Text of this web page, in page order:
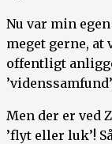
Nu var min
meget gerne, at
offentligt
Men der er ved
’flyt eller luk’!